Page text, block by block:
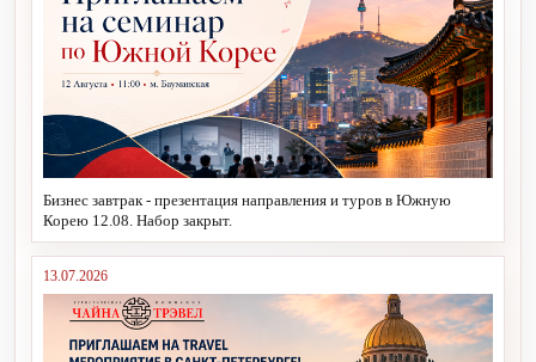
Бизнес завтрак - презентация направления и туров в Южную
Корею 12.08. Набор закрыт.
13.07.2026